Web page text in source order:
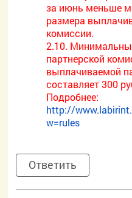
за июнь меньше
размера
комиссии.
2.10.
партнерской
выплачиваемой
составляет 300
Подробнее:
http://
w=rules
Ответить